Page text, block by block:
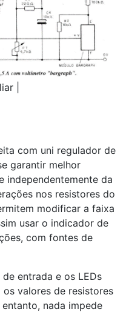
|
com uni regulador de
garantir melhor
independentemente da
nos resistores do
modificar a faixa
usar o indicador de
com fontes de
entrada e os LEDs
valores de resistores
nada impede